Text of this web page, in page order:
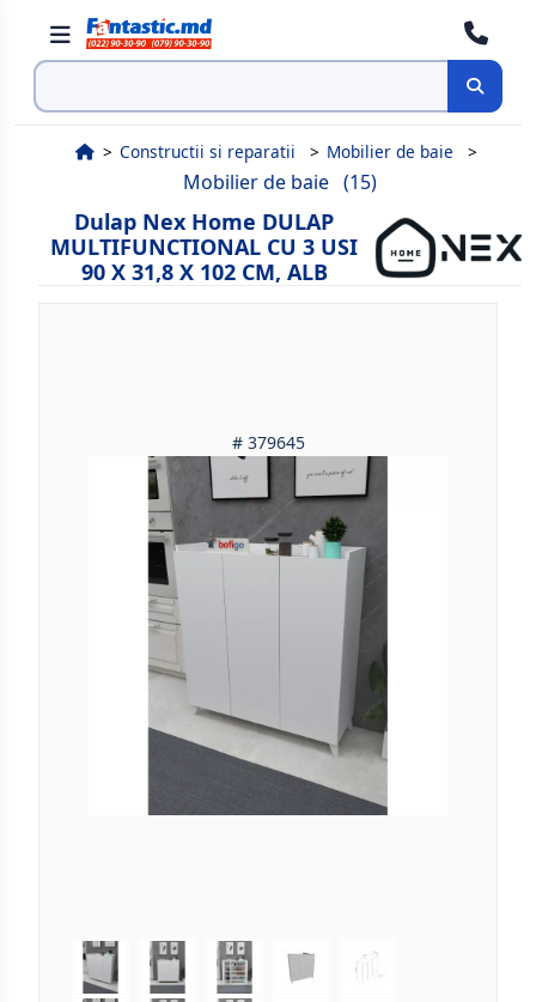
Cauta
Constructii si reparatii Mobilier de baie
Mobilier de baie (15)
Dulap Nex Home DULAP
MULTIFUNCTIONAL CU 3 USI
90 X 31,8 X 102 CM, ALB
# 379645